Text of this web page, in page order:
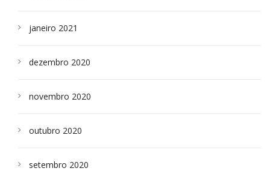
janeiro 2021
dezembro 2020
novembro 2020
outubro 2020
setembro 2020